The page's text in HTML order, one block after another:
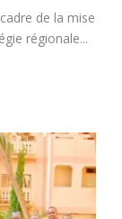
de la mise
régionale...